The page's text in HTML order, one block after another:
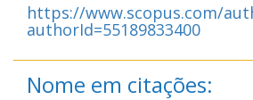
https://www.scopus.com/
authorId=55189833400
Nome em citações: